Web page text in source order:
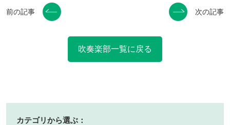
前の記事
吹奏楽部一覧に戻る
次の記事
カテゴリから選ぶ：